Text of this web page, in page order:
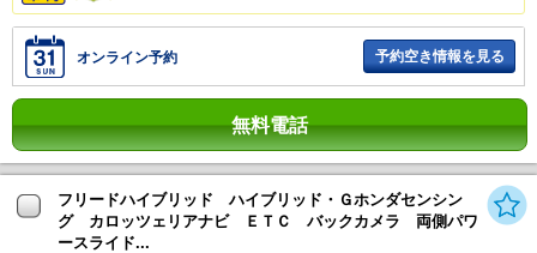
オンライン予約 予約空き情報を見る
無料電話
フリードハイブリッド ハイブリッド・Ｇホンダセンシン
グ カロッツェリアナビ ＥＴＣ バックカメラ 両側パワ
ースライド...